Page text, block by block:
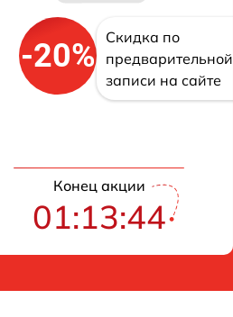
-20%
Скидка по
предварительной
записи на сайте
Конец акции
01:13:43